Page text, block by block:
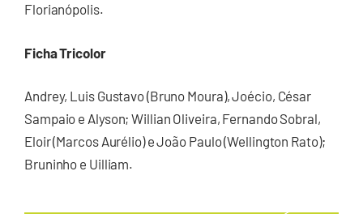
Florianópolis.
Ficha Tricolor
Andrey, Luis Gustavo (Bruno Moura), Joécio, César
Sampaio e Alyson; Willian Oliveira, Fernando Sobral,
Eloir (Marcos Aurélio) e João Paulo (Wellington Rato);
Bruninho e Uilliam.